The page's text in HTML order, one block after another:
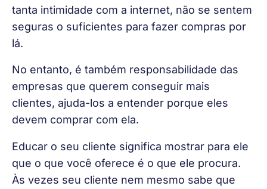
tanta intimidade com a internet, não se sentem
seguras o suficientes para fazer compras por
lá.
No entanto, é também responsabilidade das
empresas que querem conseguir mais
clientes, ajuda-los a entender porque eles
devem comprar com ela.
Educar o seu cliente significa mostrar para ele
que o que você oferece é o que ele procura.
Às vezes seu cliente nem mesmo sabe que